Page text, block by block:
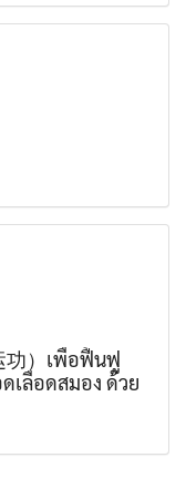
功）เพื่อฟื้นฟู
เลือดสมอง ด้วย